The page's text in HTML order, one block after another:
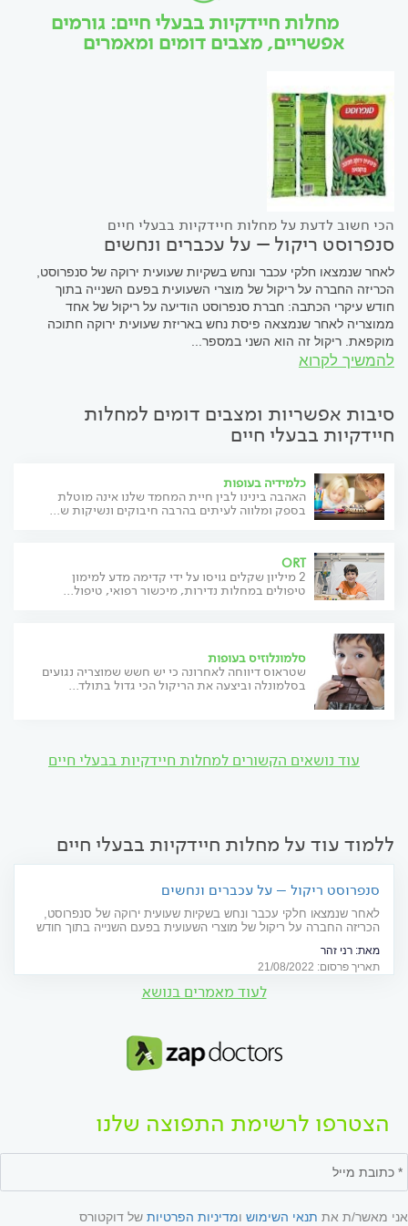
מחלות חיידקיות בבעלי חיים: גורמים
אפשריים, מצבים דומים ומאמרים
הכי חשוב לדעת על מחלות חיידקיות בבעלי חיים
סנפרוסט ריקול – על עכברים ונחשים
לאחר שנמצאו חלקי עכבר ונחש בשקיות שעועית ירוקה של סנפרוסט,
הכריזה החברה על ריקול של מוצרי השעועית בפעם השנייה בתוך
חודש עיקרי הכתבה: חברת סנפרוסט הודיעה על ריקול של אחד
ממוצריה לאחר שנמצאה פיסת נחש באריזת שעועית ירוקה חתוכה
מוקפאת. ריקול זה הוא השני במספר...
להמשיך לקרוא
סיבות אפשריות ומצבים דומים למחלות
חיידקיות בבעלי חיים
כלמידיה בעופות
האהבה בינינו לבין חיית המחמד שלנו אינה מוטלת
בספק ומלווה לעיתים בהרבה חיבוקים ונשיקות ש...
ORT
2 מיליון שקלים גויסו על ידי קדימה מדע למימון
טיפולים במחלות נדירות, מיכשור רפואי, טיפול...
סלמונלוזיס בעופות
שטראוס דיווחה לאחרונה כי יש חשש שמוצריה נגועים
בסלמונלה וביצעה את הריקול הכי גדול בתולד...
עוד נושאים הקשורים למחלות חיידקיות בבעלי חיים
ללמוד עוד על מחלות חיידקיות בבעלי חיים
סנפרוסט ריקול – על עכברים ונחשים
לאחר שנמצאו חלקי עכבר ונחש בשקיות שעועית ירוקה של סנפרוסט,
הכריזה החברה על ריקול של מוצרי השעועית בפעם השנייה בתוך חודש
מאת: רני זהר
תאריך פרסום: 21/08/2022
לעוד מאמרים בנושא
הצטרפו לרשימת התפוצה שלנו
אני מאשר/ת את תנאי השימוש ומדיניות הפרטיות של דוקטורס